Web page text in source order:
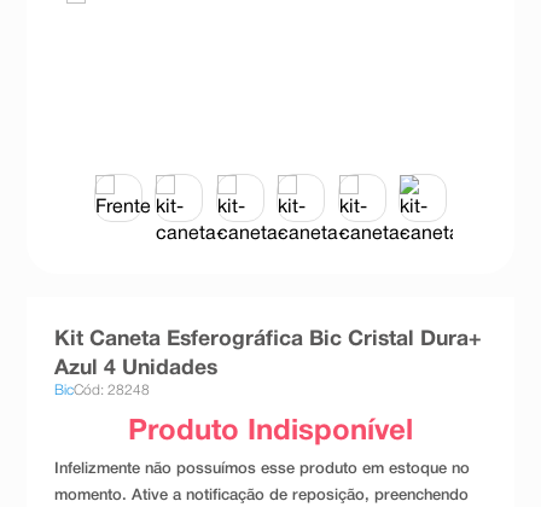
Kit Caneta Esferográfica Bic Cristal Dura+
Azul 4 Unidades
BicCód: 28248